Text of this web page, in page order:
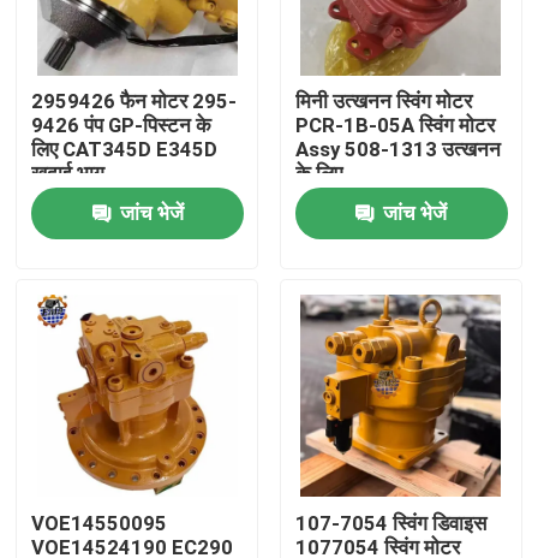
हमारे बारे में
कारखाना भ्रमण
गुणवत्ता नियंत्रण
संपर्क करें
समाचार
एक उद्धरण का अनुरोध करें
खुदाई अंतिम ड्राइव मोटर
खुदाई स्विंग मोटर
2959426 फैन मोटर 295-
9426 पंप GP-पिस्टन के
लिए CAT345D E345D
खुदाई भाग
जांच भेजें
मिनी उत्खनन स्विंग मोटर
PCR-1B-05A स्विंग मोटर
Assy 508-1313 उत्खनन
के लिए
जांच भेजें
VOE14550095
VOE14524190 EC290
107-7054 स्विंग डिवाइस
1077054 स्विंग मोटर